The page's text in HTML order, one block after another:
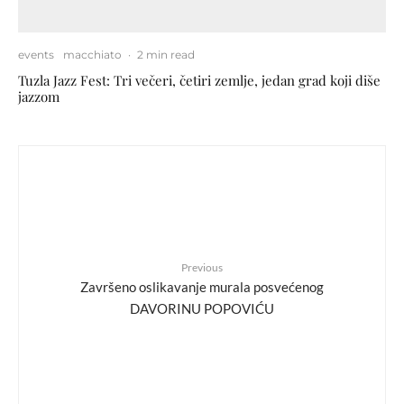
events macchiato · 2 min read
Tuzla Jazz Fest: Tri večeri, četiri zemlje, jedan grad koji diše
jazzom
Previous
Završeno oslikavanje murala posvećenog
DAVORINU POPOVIĆU